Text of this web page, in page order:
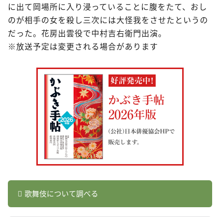
に出て岡場所に入り浸っていることに腹をたて、おし
のが相手の女を殺し三次には大怪我をさせたというの
だった。花房出雲役で中村吉右衛門出演。
※放送予定は変更される場合があります
歌舞伎について調べる